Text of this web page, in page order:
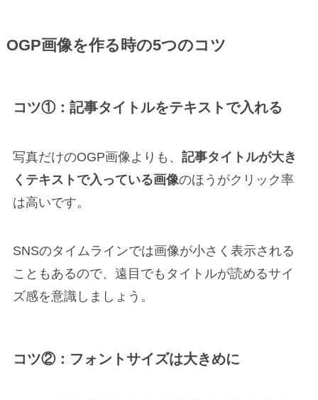
OGP画像を作る時の5つのコツ
コツ①：記事タイトルをテキストで入れる
写真だけのOGP画像よりも、 記事タイトルが大き
くテキストで入っている画像のほうがクリック率
は高いです。
SNSのタイムラインでは画像が小さく表示される
こともあるので、遠目でもタイトルが読めるサイ
ズ感を意識しましょう。
コツ②：フォントサイズは大きめに